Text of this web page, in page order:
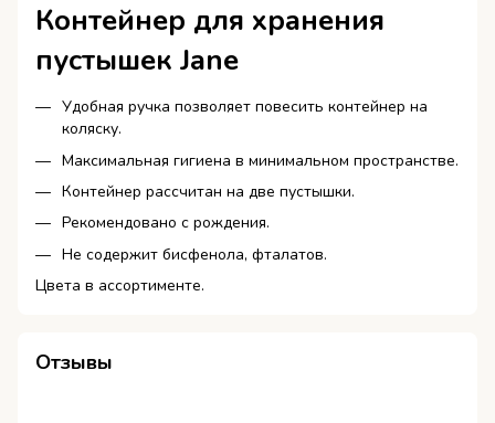
Контейнер для хранения
пустышек Jane
Удобная ручка позволяет повесить контейнер на
коляску.
Максимальная гигиена в минимальном пространстве.
Контейнер рассчитан на две пустышки.
Рекомендовано с рождения.
Не содержит бисфенола, фталатов.
Цвета в ассортименте.
Отзывы